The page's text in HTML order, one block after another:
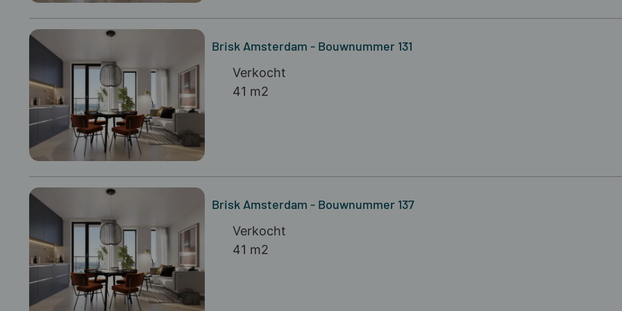
Brisk Amsterdam - Bouwnummer 131
Verkocht
41 m2
Brisk Amsterdam - Bouwnummer 137
Verkocht
41 m2